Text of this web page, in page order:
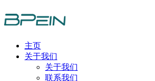
主页
关于我们
关于我们
联系我们